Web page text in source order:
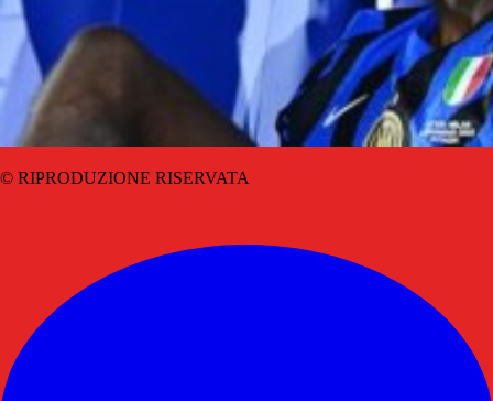
© RIPRODUZIONE RISERVATA